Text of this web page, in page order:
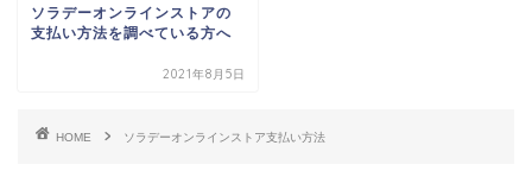
ソラデーオンラインストアの
支払い方法を調べている方へ
2021年8月5日
HOME ソラデーオンラインストア支払い方法